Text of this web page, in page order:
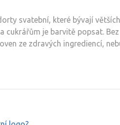
svatební, které bývají
cukrářům je barvitě popsat.
ze zdravých ingrediencí,